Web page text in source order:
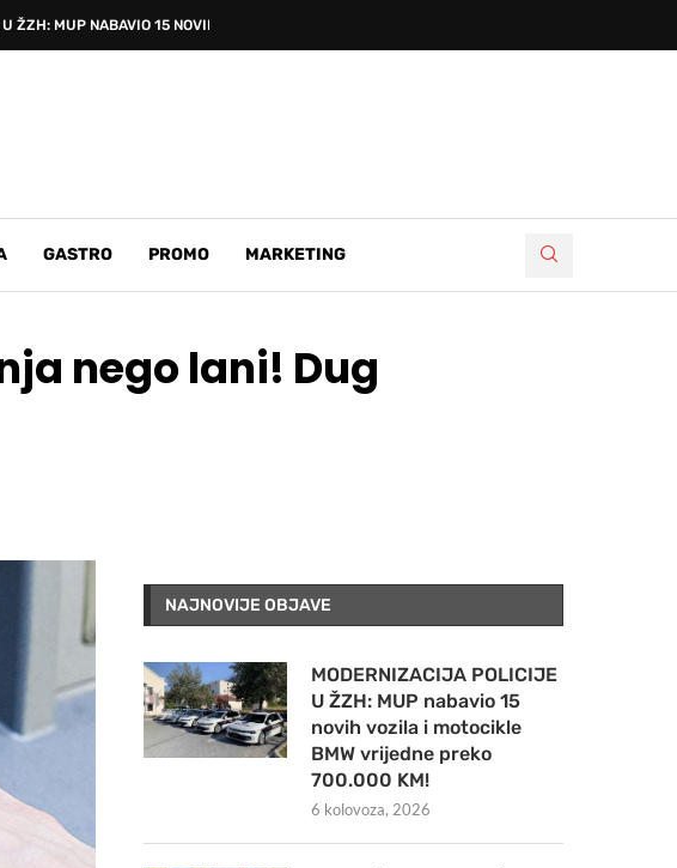
ŽZH: MUP NABAVIO 15 NOVIH...
GASTRO PROMO MARKETING
nego lani! Dug
NAJNOVIJE OBJAVE
MODERNIZACIJA POLICIJE
U ŽZH: MUP nabavio 15
novih vozila i motocikle
BMW vrijedne preko
700.000 KM!
6 kolovoza, 2026